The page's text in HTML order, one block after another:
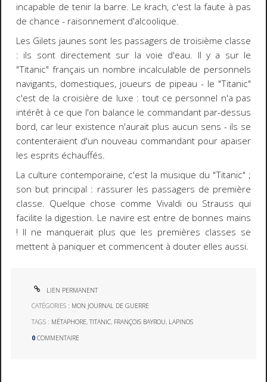
incapable de tenir la barre. Le krach, c'est la faute à pas
de chance - raisonnement d'alcoolique.
Les Gilets jaunes sont les passagers de troisième classe
: ils sont directement sur la voie d'eau. Il y a sur le
"Titanic" français un nombre incalculable de personnels
navigants, domestiques, joueurs de pipeau - le "Titanic"
c'est de la croisière de luxe : tout ce personnel n'a pas
intérêt à ce que l'on balance le commandant par-dessus
bord, car leur existence n'aurait plus aucun sens - ils se
contenteraient d'un nouveau commandant pour apaiser
les esprits échauffés.
La culture contemporaine, c'est la musique du "Titanic" ;
son but principal : rassurer les passagers de première
classe. Quelque chose comme Vivaldi ou Strauss qui
facilite la digestion. Le navire est entre de bonnes mains
! Il ne manquerait plus que les premières classes se
mettent à paniquer et commencent à douter elles aussi.
LIEN PERMANENT
CATÉGORIES : MON JOURNAL DE GUERRE
TAGS : MÉTAPHORE,TITANIC, FRANÇOIS BAYROU, LAPINOS
0 COMMENTAIRE